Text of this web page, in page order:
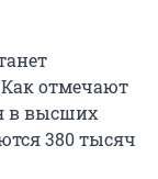
Как отмечают
в высших
380 тысяч